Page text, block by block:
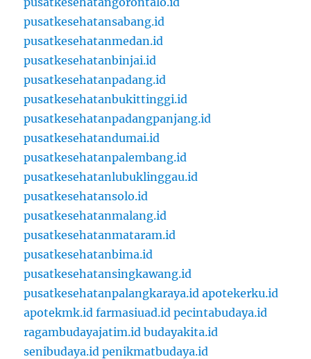
pusatkesehatansabang.id
pusatkesehatanmedan.id
pusatkesehatanbinjai.id
pusatkesehatanpadang.id
pusatkesehatanbukittinggi.id
pusatkesehatanpadangpanjang.id
pusatkesehatandumai.id
pusatkesehatanpalembang.id
pusatkesehatanlubuklinggau.id
pusatkesehatansolo.id
pusatkesehatanmalang.id
pusatkesehatanmataram.id
pusatkesehatanbima.id
pusatkesehatansingkawang.id
pusatkesehatanpalangkaraya.id apotekerku.id
apotekmk.id farmasiuad.id pecintabudaya.id
ragambudayajatim.id budayakita.id
senibudaya.id penikmatbudaya.id